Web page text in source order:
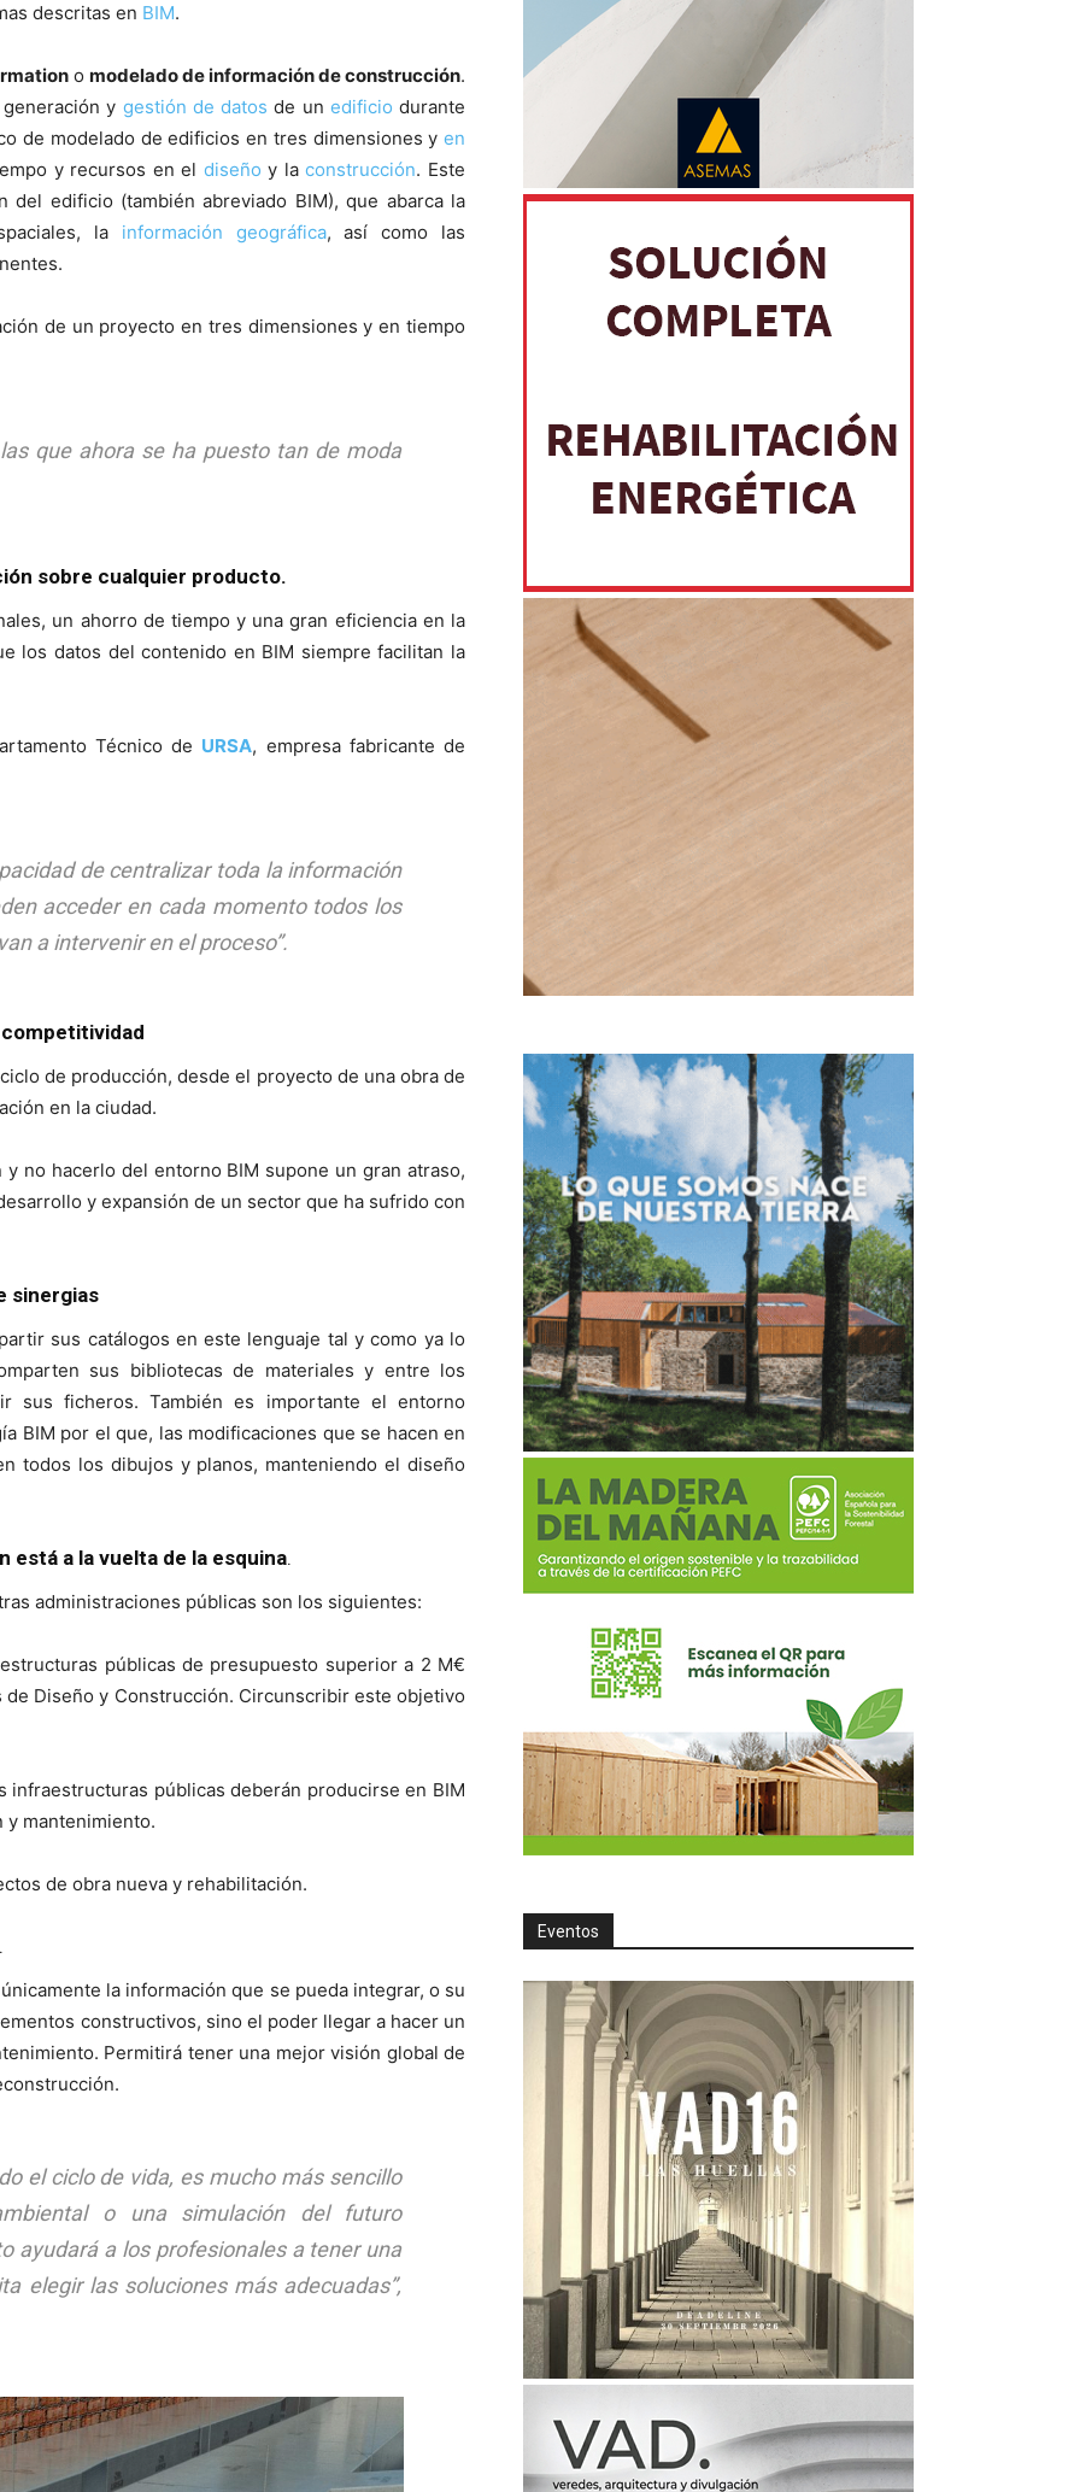
descritas en BIM.
o modelado de información de construcción.
y gestión de datos de un edificio durante
de modelado de edificios en tres dimensiones yen
y recursos en el diseño y laconstrucción. Este
edificio (también abreviado BIM), que abarca la
la información geográfica, así como las
de un proyecto en tres dimensiones y en tiempo
que ahora se ha puesto tan de moda
sobre cualquier producto.
un ahorro de tiempo y una gran eficiencia en la
los datos del contenido en BIM siempre facilitan la
Técnico de URSA, empresa fabricante de
de centralizar toda la información
acceder en cada momento todos los
a intervenir en el proceso”.
de producción, desde el proyecto de una obra de
en la ciudad.
no hacerlo del entorno BIM supone un gran atraso,
y expansión de un sector que ha sufrido con
sinergias
sus catálogos en este lenguaje tal y como ya lo
sus bibliotecas de materiales y entre los
sus ficheros. También es importante el entorno
BIM por el que, las modificaciones que se hacen en
todos los dibujos y planos, manteniendo el diseño
está a la vuelta de la esquina.
administraciones públicas son los siguientes:
públicas de presupuesto superior a 2 M€
Diseño y Construcción. Circunscribir este objetivo
infraestructuras públicas deberán producirse en BIM
y mantenimiento.
de obra nueva y rehabilitación.
.
la información que se pueda integrar, o su
constructivos, sino el poder llegar a hacer un
Permitirá tener una mejor visión global de
el ciclo de vida, es mucho más sencillo
o una simulación del futuro
ayudará a los profesionales a tener una
elegir las soluciones más adecuadas”,
Eventos